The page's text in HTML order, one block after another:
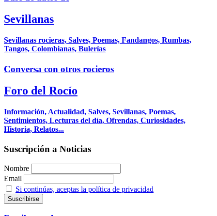
Sevillanas
Sevillanas rocieras, Salves, Poemas, Fandangos, Rumbas,
Tangos, Colombianas, Bulerías
Conversa con otros rocieros
Foro del Rocío
Información, Actualidad, Salves, Sevillanas, Poemas,
Sentimientos, Lecturas del día, Ofrendas, Curiosidades,
Historia, Relatos...
Suscripción a Noticias
Nombre
Email
Si continúas, aceptas la política de privacidad